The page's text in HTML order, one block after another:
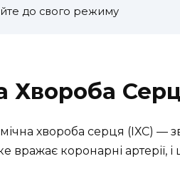
до свого режиму
Хвороба
хвороба серця (ІХС) —
вражає коронарні артерії,